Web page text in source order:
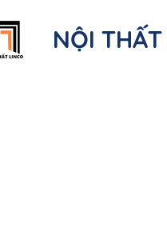
NỘI